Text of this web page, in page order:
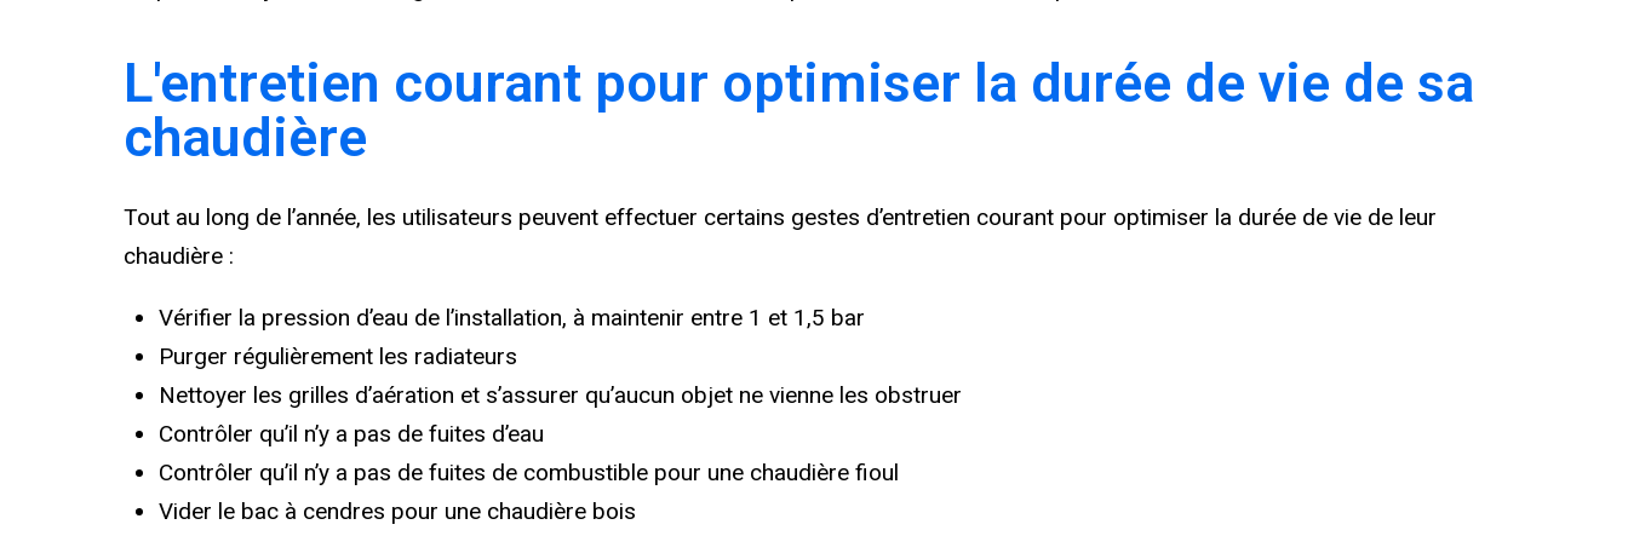
L'entretien courant pour optimiser la durée de vie de sa
chaudière
Tout au long de l’année, les utilisateurs peuvent effectuer certains gestes d’entretien courant pour optimiser la durée de vie de leur
chaudière :
Vérifier la pression d’eau de l’installation, à maintenir entre 1 et 1,5 bar
Purger régulièrement les radiateurs
Nettoyer les grilles d’aération et s’assurer qu’aucun objet ne vienne les obstruer
Contrôler qu’il n’y a pas de fuites d’eau
Contrôler qu’il n’y a pas de fuites de combustible pour une chaudière fioul
Vider le bac à cendres pour une chaudière bois